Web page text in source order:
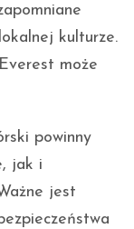
kulturze.
może
powinny
jak i
jest